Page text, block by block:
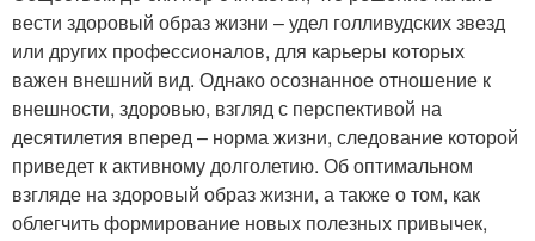
вести здоровый образ жизни – удел голливудских звезд
или других профессионалов, для карьеры которых
важен внешний вид. Однако осознанное отношение к
внешности, здоровью, взгляд с перспективой на
десятилетия вперед – норма жизни, следование которой
приведет к активному долголетию. Об оптимальном
взгляде на здоровый образ жизни, а также о том, как
облегчить формирование новых полезных привычек,